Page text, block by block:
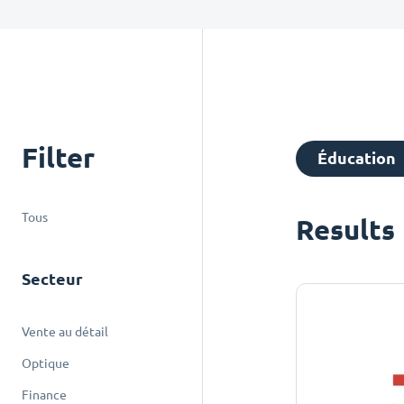
Filter
Tous
Secteur
Vente au détail
Optique
Finance
Éducation
Results